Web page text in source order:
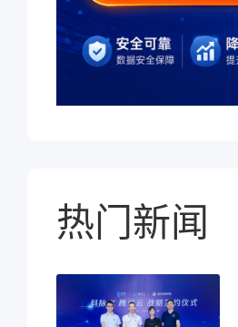
热门新闻